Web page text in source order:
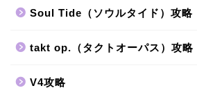
Soul Tide（ソウルタイド）攻略
takt op.（タクトオーパス）攻略
V4攻略